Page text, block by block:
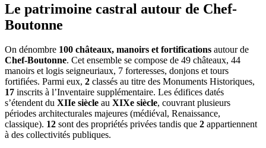
Le patrimoine castral autour de Chef-
Boutonne
On dénombre 100 châteaux, manoirs et fortifications autour de
Chef-Boutonne. Cet ensemble se compose de 49 châteaux, 44
manoirs et logis seigneuriaux, 7 forteresses, donjons et tours
fortifiées. Parmi eux, 2 classés au titre des Monuments Historiques,
17 inscrits à l’Inventaire supplémentaire. Les édifices datés
s’étendent du XIIe siècle au XIXe siècle, couvrant plusieurs
périodes architecturales majeures (médiéval, Renaissance,
classique). 12 sont des propriétés privées tandis que 2 appartiennent
à des collectivités publiques.